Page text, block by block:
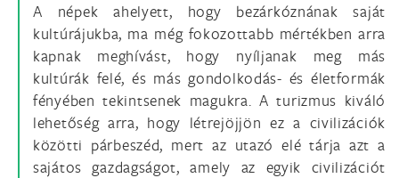
A népek ahelyett, hogy bezárkóznának saját
kultúrájukba, ma még fokozottabb mértékben arra
kapnak meghívást, hogy nyíljanak meg más
kultúrák felé, és más gondolkodás- és életformák
fényében tekintsenek magukra. A turizmus kiváló
lehetőség arra, hogy létrejöjjön ez a civilizációk
közötti párbeszéd, mert az utazó elé tárja azt a
sajátos gazdagságot, amely az egyik civilizációt